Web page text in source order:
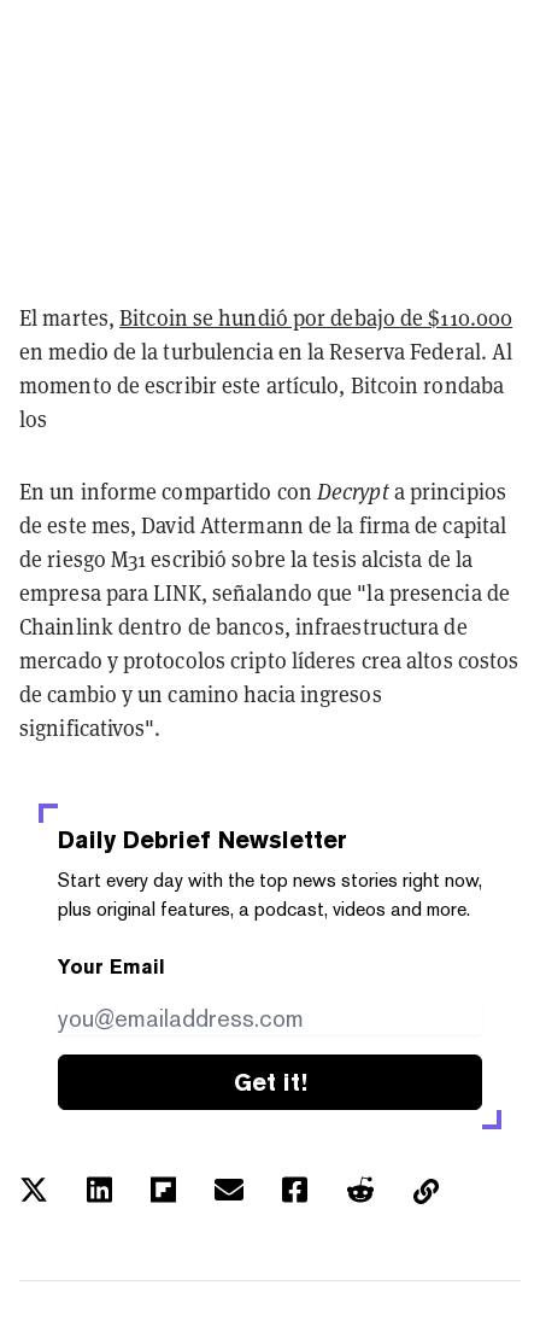
El martes,Bitcoin se hundió por debajo de $110.000
en medio de la turbulencia en la Reserva Federal. Al
momento de escribir este artículo, Bitcoin rondaba
los
En un informe compartido con Decrypta principios
de este mes, David Attermann de la firma de capital
de riesgo M31 escribió sobre la tesis alcista de la
empresa para LINK, señalando que "la presencia de
Chainlink dentro de bancos, infraestructura de
mercado y protocolos cripto líderes crea altos costos
de cambio y un camino hacia ingresos
significativos".
Daily Debrief Newsletter
Start every day with the top news stories right now,
plus original features, a podcast, videos and more.
Your Email
Get it!